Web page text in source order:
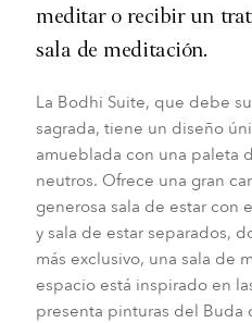
meditar o recibir un
sala de meditación.
La Bodhi Suite, que debe
sagrada, tiene un diseño
amueblada con una paleta
neutros. Ofrece una gran
generosa sala de estar con
y sala de estar separados,
más exclusivo, una sala de
espacio está inspirado en
presenta pinturas del Buda